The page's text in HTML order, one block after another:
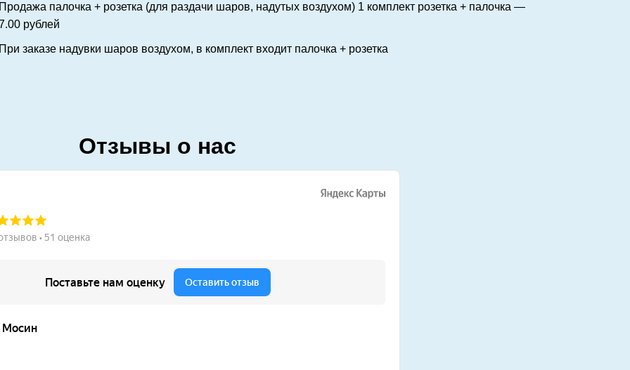
палочка + розетка (для раздачи шаров, надутых воздухом) 1 комплект розетка + палочка —
рублей
заказе надувки шаров воздухом, в комплект входит палочка + розетка
Отзывы о нас